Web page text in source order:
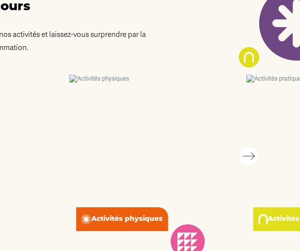
activités et laissez-vous surprendre par la
Activités physiques